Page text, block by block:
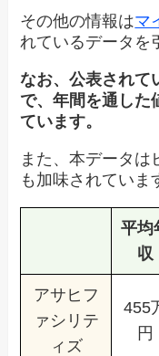
その他の情報はマ
れているデータを
なお、公表されて
で、年間を通した
ています。
また、本データは
も加味されていま
平均
収
アサヒフ
ァシリテ
ィズ
455
円